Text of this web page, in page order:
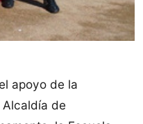
apoyo de la
de